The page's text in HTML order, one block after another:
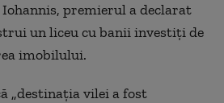
premierul a declarat
un liceu cu banii investiți de
imobilului.
„destinaţia vilei a fost